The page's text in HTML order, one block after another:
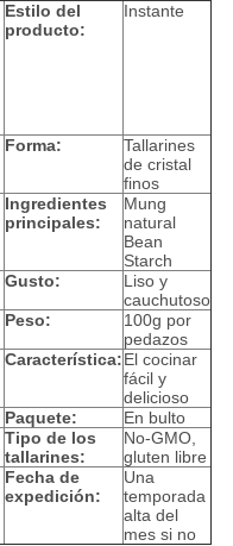
Estilo del
producto:
Instante
Forma:
Tallarines
de cristal
finos
Ingredientes
principales:
Mung
natural
Bean
Starch
Gusto:
Liso y
cauchutoso
Peso:
100g por
pedazos
Característica:El cocinar
fácil y
delicioso
Paquete:
En bulto
Tipo de los
tallarines:
No-GMO,
gluten libre
Fecha de
expedición:
Una
temporada
alta del
mes si no